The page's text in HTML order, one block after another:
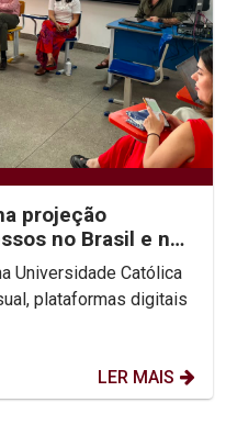
projeção
no Brasil e no
Universidade Católica
plataformas digitais
LER MAIS